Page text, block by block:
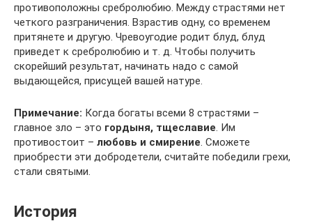
противоположны сребролюбию. Между страстями нет
четкого разграничения. Взрастив одну, со временем
притянете и другую. Чревоугодие родит блуд, блуд
приведет к сребролюбию и т. д. Чтобы получить
скорейший результат, начинать надо с самой
выдающейся, присущей вашей натуре.
Примечание: Когда богаты всеми 8 страстями –
главное зло – это гордыня, тщеславие. Им
противостоит – любовь и смирение. Сможете
приобрести эти добродетели, считайте победили грехи,
стали святыми.
История